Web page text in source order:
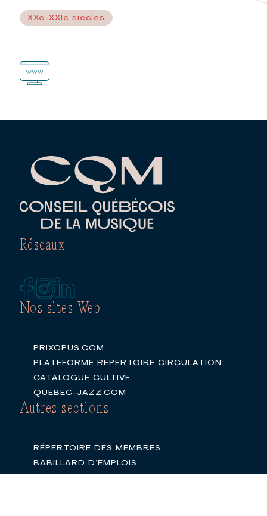
XXe-XXIe siècles
Nos sites Web
PRIXOPUS.COM
PLATEFORME RÉPERTOIRE CIRCULATION
CATALOGUE CULTIVE
QUÉBEC-JAZZ.COM
Autres sections
RÉPERTOIRE DES MEMBRES
BABILLARD D’EMPLOIS
Réseaux